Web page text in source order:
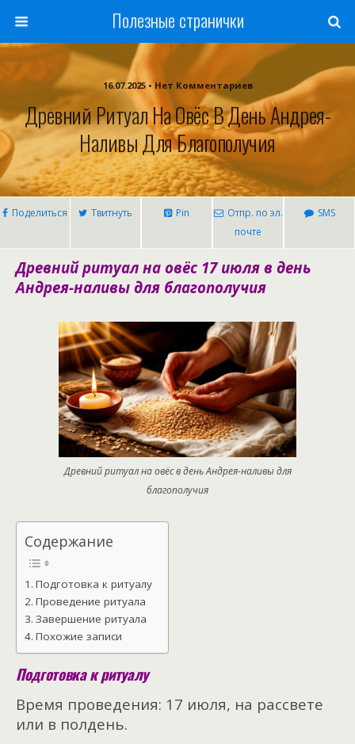
Полезные странички
16.07.2025 • Нет Комментариев
Древний Ритуал На Овёс В День Андрея-
Наливы Для Благополучия
Поделиться Твитнуть Pin
Отпр. по эл.
почте
SMS
Древний ритуал на овёс 17 июля в день
Андрея-наливы для благополучия
Древний ритуал на овёс в день Андрея-наливы для
благополучия
Содержание
Подготовка к ритуалу
Проведение ритуала
Завершение ритуала
Похожие записи
Подготовка к ритуалу
Время проведения: 17 июля, на рассвете
или в полдень.